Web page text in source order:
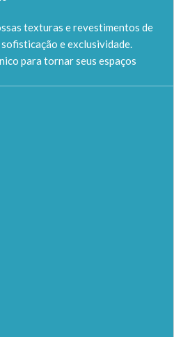
texturas e revestimentos de
e exclusividade.
para tornar seus espaços